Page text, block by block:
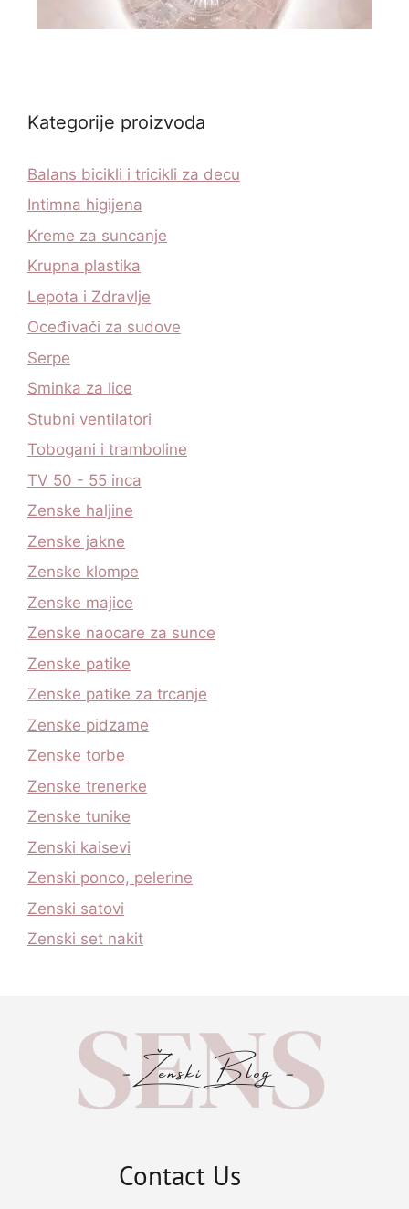
Kategorije proizvoda
Balans bicikli i tricikli za decu
Intimna higijena
Kreme za suncanje
Krupna plastika
Lepota i Zdravlje
Oceđivači za sudove
Serpe
Sminka za lice
Stubni ventilatori
Tobogani i tramboline
TV 50 - 55 inca
Zenske haljine
Zenske jakne
Zenske klompe
Zenske majice
Zenske naocare za sunce
Zenske patike
Zenske patike za trcanje
Zenske pidzame
Zenske torbe
Zenske trenerke
Zenske tunike
Zenski kaisevi
Zenski ponco, pelerine
Zenski satovi
Zenski set nakit
Contact Us